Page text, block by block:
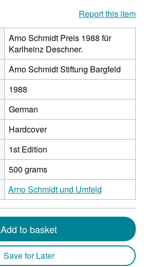
Report this item
Arno Schmidt Preis 1988 für
Karlheinz Deschner.
Arno Schmidt Stiftung Bargfeld
1988
German
Hardcover
1st Edition
500 grams
Arno Schmidt und Umfeld
Add to basket
Save for Later